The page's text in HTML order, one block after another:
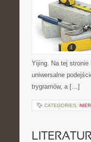
Yijing. Na tej
uniwersalne
trygramów, a […]
CATEGORIES: